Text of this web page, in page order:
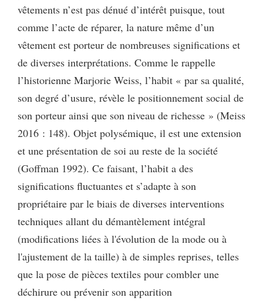
vêtements n’est pas dénué d’intérêt puisque, tout
comme l’acte de réparer, la nature même d’un
vêtement est porteur de nombreuses significations et
de diverses interprétations. Comme le rappelle
l’historienne Marjorie Weiss, l’habit « par sa qualité,
son degré d’usure, révèle le positionnement social de
son porteur ainsi que son niveau de richesse » (Meiss
2016 : 148). Objet polysémique, il est une extension
et une présentation de soi au reste de la société
(Goffman 1992). Ce faisant, l’habit a des
significations fluctuantes et s’adapte à son
propriétaire par le biais de diverses interventions
techniques allant du démantèlement intégral
(modifications liées à l'évolution de la mode ou à
l'ajustement de la taille) à de simples reprises, telles
que la pose de pièces textiles pour combler une
déchirure ou prévenir son apparition